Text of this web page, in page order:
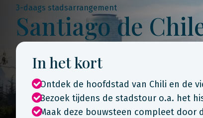
3-daags stadsarrangement
Santiago de
In het kort
Ontdek de hoofdstad van Chili en de
Bezoek tijdens de stadstour o.a. het
Maak deze bouwsteen compleet door